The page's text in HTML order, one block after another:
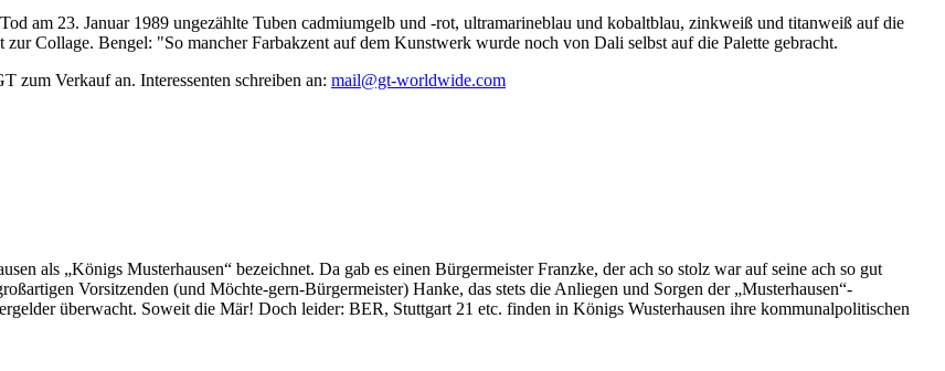
am 23. Januar 1989 ungezählte Tuben cadmiumgelb und -rot, ultramarineblau und kobaltblau, zinkweiß und titanweiß auf die
Collage. Bengel: "So mancher Farbakzent auf dem Kunstwerk wurde noch von Dali selbst auf die Palette gebracht.
zum Verkauf an. Interessenten schreiben an: mail@gt-worldwide.com
als „Königs Musterhausen“ bezeichnet. Da gab es einen Bürgermeister Franzke, der ach so stolz war auf seine ach so gut
Vorsitzenden (und Möchte-gern-Bürgermeister) Hanke, das stets die Anliegen und Sorgen der „Musterhausen“-
überwacht. Soweit die Mär! Doch leider: BER, Stuttgart 21 etc. finden in Königs Wusterhausen ihre kommunalpolitischen